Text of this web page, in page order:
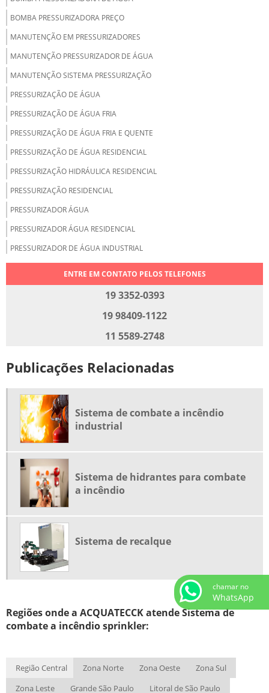
BOMBA PRESSURIZADORA PREÇO
MANUTENÇÃO EM PRESSURIZADORES
MANUTENÇÃO PRESSURIZADOR DE ÁGUA
MANUTENÇÃO SISTEMA PRESSURIZAÇÃO
PRESSURIZAÇÃO DE ÁGUA
PRESSURIZAÇÃO DE ÁGUA FRIA
PRESSURIZAÇÃO DE ÁGUA FRIA E QUENTE
PRESSURIZAÇÃO DE ÁGUA RESIDENCIAL
PRESSURIZAÇÃO HIDRÁULICA RESIDENCIAL
PRESSURIZAÇÃO RESIDENCIAL
PRESSURIZADOR ÁGUA
PRESSURIZADOR ÁGUA RESIDENCIAL
PRESSURIZADOR DE ÁGUA INDUSTRIAL
RECALQUE DE ÁGUA
SISTEMA DE PRESSURIZAÇÃO DE ÁGUA
SISTEMA DE PRESSURIZAÇÃO RESIDENCIAL
SISTEMA DE RECALQUE
SISTEMA DE RECALQUE DE ÁGUA
SISTEMA DE RECALQUE INTELIGENTE
SISTEMA INTEGRADO DE PRESSURIZAÇÃO
SOLUÇÕES EM BOMBEAMENTO DE ÁGUA
INSTALAÇÃO DE SISTEMA DE COMBATE A INCÊNDIO
PROJETO DE SISTEMA DE COMBATE A INCÊNDIO ORÇAMENTO
PROJETO SISTEMA DE COMBATE A INCÊNDIO
SISTEMA DE COMBATE A INCÊNDIO AUTOMÁTICO
SISTEMA DE COMBATE A INCÊNDIO HIDRANTES
SISTEMA DE COMBATE A INCÊNDIO PREDIAL
SISTEMA DE COMBATE A INCÊNDIO SPRINKLER
ENTRE EM CONTATO PELOS TELEFONES
19 3352-0393
19 98409-1122
11 5589-2748
Publicações Relacionadas
Sistema de combate a incêndio
industrial
Sistema de hidrantes para combate
a incêndio
Sistema de recalque
Regiões onde a ACQUATECCK atende Sistema de
combate a incêndio sprinkler:
Região Central Zona Norte Zona Oeste
Zona Sul
Zona Leste
Grande São Paulo Litoral de São Paulo
chamar no
WhatsApp